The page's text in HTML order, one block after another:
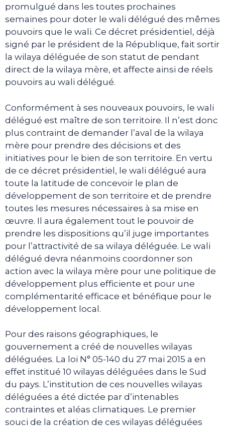
promulgué dans les toutes prochaines
semaines pour doter le wali délégué des mêmes
pouvoirs que le wali. Ce décret présidentiel, déjà
signé par le président de la République, fait sortir
la wilaya déléguée de son statut de pendant
direct de la wilaya mère, et affecte ainsi de réels
pouvoirs au wali délégué.
Conformément à ses nouveaux pouvoirs, le wali
délégué est maître de son territoire. Il n’est donc
plus contraint de demander l’aval de la wilaya
mère pour prendre des décisions et des
initiatives pour le bien de son territoire. En vertu
de ce décret présidentiel, le wali délégué aura
toute la latitude de concevoir le plan de
développement de son territoire et de prendre
toutes les mesures nécessaires à sa mise en
œuvre. Il aura également tout le pouvoir de
prendre les dispositions qu’il juge importantes
pour l’attractivité de sa wilaya déléguée. Le wali
délégué devra néanmoins coordonner son
action avec la wilaya mère pour une politique de
développement plus efficiente et pour une
complémentarité efficace et bénéfique pour le
développement local.
Pour des raisons géographiques, le
gouvernement a créé de nouvelles wilayas
déléguées. La loi N° 05-140 du 27 mai 2015 a en
effet institué 10 wilayas déléguées dans le Sud
du pays. L’institution de ces nouvelles wilayas
déléguées a été dictée par d’intenables
contraintes et aléas climatiques. Le premier
souci de la création de ces wilayas déléguées